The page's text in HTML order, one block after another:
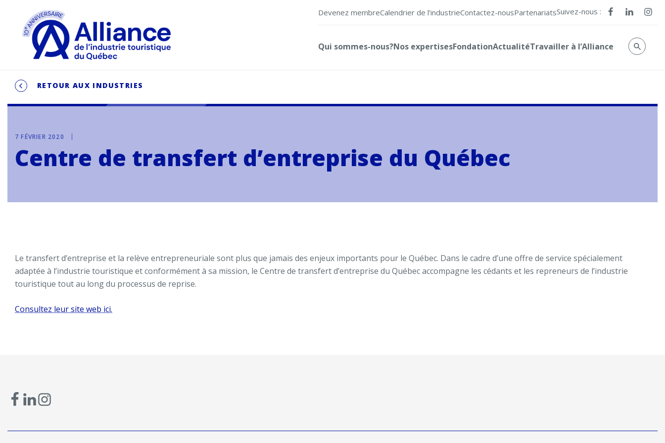
Devenez membreCalendrier de l’industrieContactez-nousPartenariatsSuivez-nous :
Qui sommes-nous?Nos expertisesFondationActualitéTravailler à l’Alliance
RETOUR AUX INDUSTRIES
7 FÉVRIER 2020
Centre de transfert d’entreprise du Québec
Le transfert d’entreprise et la relève entrepreneuriale sont plus que jamais des enjeux importants pour le Québec. Dans le cadre d’une offre de service spécialement
adaptée à l’industrie touristique et conformément à sa mission, le Centre de transfert d’entreprise du Québec accompagne les cédants et les repreneurs de l’industrie
touristique tout au long du processus de reprise.
Consultez leur site web ici.